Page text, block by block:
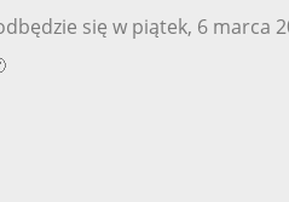
się w piątek, 6 marca